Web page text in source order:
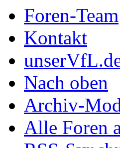
Foren-Team
Kontakt
Nach oben
Archiv-
Alle Foren